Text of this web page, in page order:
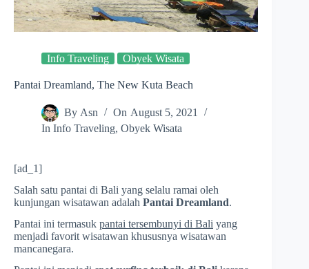
Info Traveling Obyek Wisata
Pantai Dreamland, The New Kuta Beach
By Asn On August 5, 2021
In Info Traveling,Obyek Wisata
[ad_1]
Salah satu pantai di Bali yang selalu ramai oleh
kunjungan wisatawan adalah Pantai Dreamland.
Pantai ini termasuk pantai tersembunyi di Bali yang
menjadi favorit wisatawan khususnya wisatawan
mancanegara.